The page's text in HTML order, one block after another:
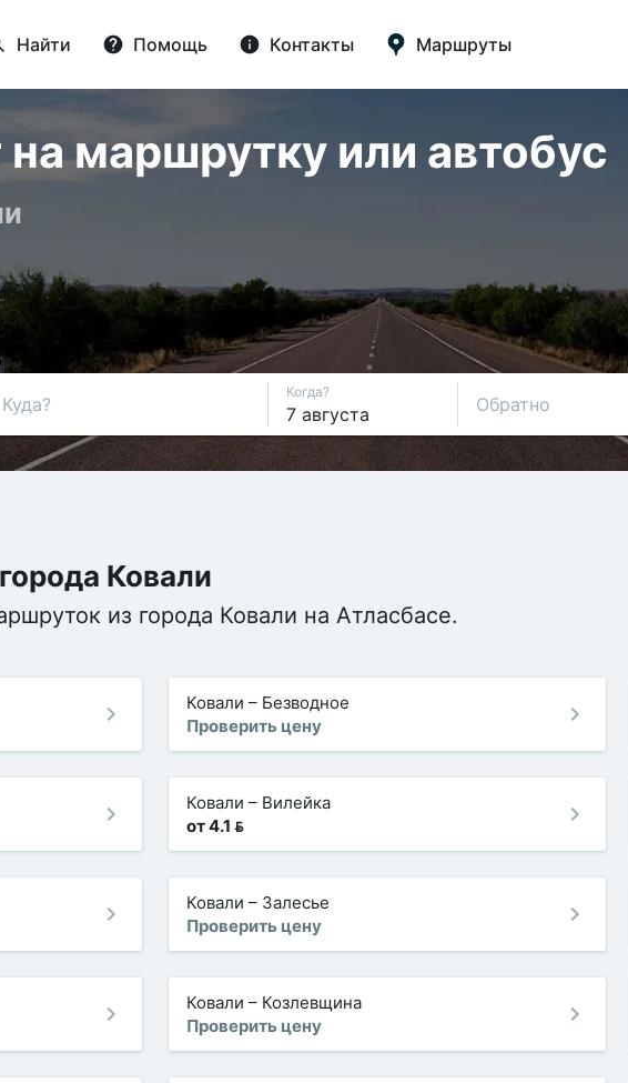
Найти Помощь Контакты Маршруты
на маршрутку или автобус
Куда?
Когда?
Обратно
Ковали
из города Ковали на Атласбасе.
Ковали – Безводное
Проверить цену
Ковали – Вилейка
от 4.1 
Ковали – Залесье
Проверить цену
Ковали – Козлевщина
Проверить цену